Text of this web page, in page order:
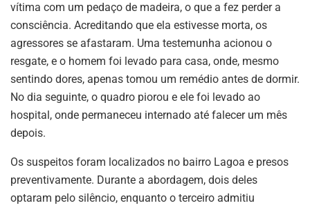
vítima com um pedaço de madeira, o que a fez perder a
consciência. Acreditando que ela estivesse morta, os
agressores se afastaram. Uma testemunha acionou o
resgate, e o homem foi levado para casa, onde, mesmo
sentindo dores, apenas tomou um remédio antes de dormir.
No dia seguinte, o quadro piorou e ele foi levado ao
hospital, onde permaneceu internado até falecer um mês
depois.
Os suspeitos foram localizados no bairro Lagoa e presos
preventivamente. Durante a abordagem, dois deles
optaram pelo silêncio, enquanto o terceiro admitiu